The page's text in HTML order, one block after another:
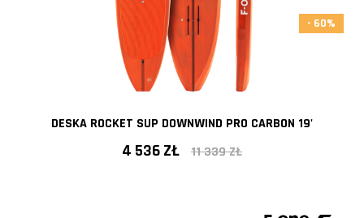
DESKA ROCKET SUP DOWNWIND PRO CARBON 19'
4 536 ZŁ 11 339 ZŁ
- 60%